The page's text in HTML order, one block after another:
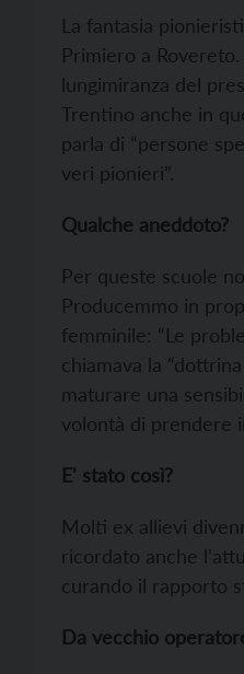
La fantasia
Primiero a
lungimiranza del
Trentino anche in
parla di “persone
veri pionieri”.
Qualche aneddoto?
Per queste scuole
Producemmo in
femminile: “Le
chiamava la
maturare una
volontà di prendere
E' stato così?
Molti ex allievi
ricordato anche
curando il rapporto
Da vecchio